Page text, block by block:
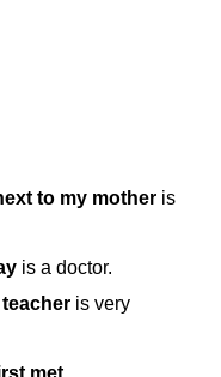
to my mother is
is a doctor.
is very
met